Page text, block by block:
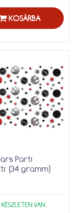
KOSÁRBA
Parti
(34 gramm)
KÉSZLETEN VAN